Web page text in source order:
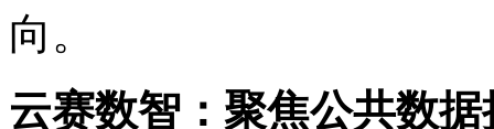
向。
云赛数智：聚焦公共数